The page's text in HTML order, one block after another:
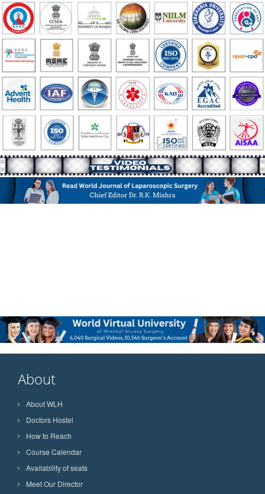
About
About WLH
Doctors Hostel
How to Reach
Course Calendar
Availability of seats
Meet Our Director